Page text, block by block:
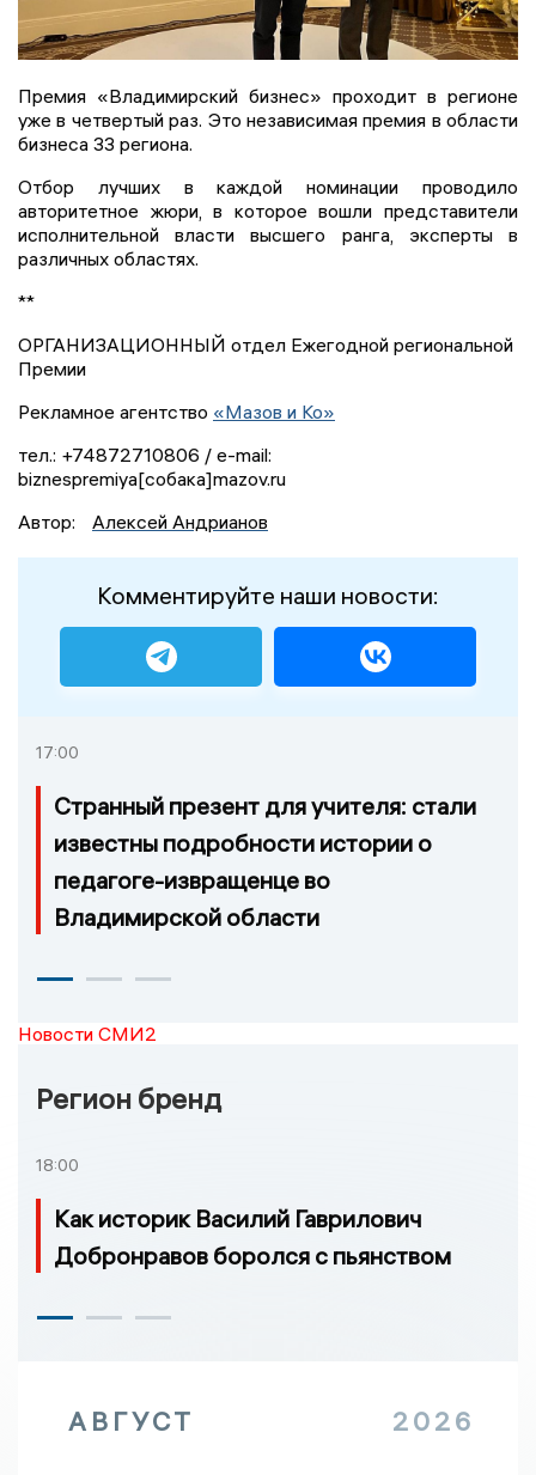
Премия «Владимирский бизнес» проходит в регионе
уже в четвертый раз. Это независимая премия в области
бизнеса 33 региона.
Отбор лучших в каждой номинации проводило
авторитетное жюри, в которое вошли представители
исполнительной власти высшего ранга, эксперты в
различных областях.
**
ОРГАНИЗАЦИОННЫЙ отдел Ежегодной региональной
Премии
Рекламное агентство «Мазов и Ко»
тел.: +74872710806 / e-mail:
biznespremiya[собака]mazov.ru
Автор:
Алексей Андрианов
Комментируйте наши новости:
17:00
Странный презент для учителя: стали
известны подробности истории о
педагоге-извращенце во
Владимирской области
Новости СМИ2
Регион бренд
18:00
Как историк Василий Гаврилович
Добронравов боролся с пьянством
АВГУСТ 2026